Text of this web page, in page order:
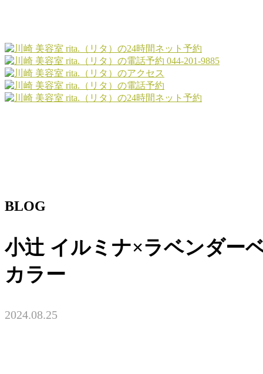
044-201-9885
BLOG
小辻 イルミナ×ラベンダー
カラー
2024.08.25